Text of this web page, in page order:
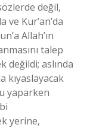
değil,
Kur’an’da
Allah’ın
talep
değildi; aslında
kıyaslayacak
yaparken
yerine,